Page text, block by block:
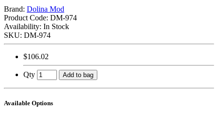
Brand: Dolina Mod
Product Code: DM-974
Availability: In Stock
SKU: DM-974
$106.02
Qty Add to bag
Available Options